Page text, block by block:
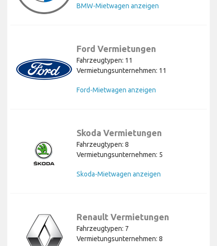
BMW-Mietwagen anzeigen
Ford Vermietungen
Fahrzeugtypen: 11
Vermietungsunternehmen: 11
Ford-Mietwagen anzeigen
Skoda Vermietungen
Fahrzeugtypen: 8
Vermietungsunternehmen: 5
Skoda-Mietwagen anzeigen
Renault Vermietungen
Fahrzeugtypen: 7
Vermietungsunternehmen: 8